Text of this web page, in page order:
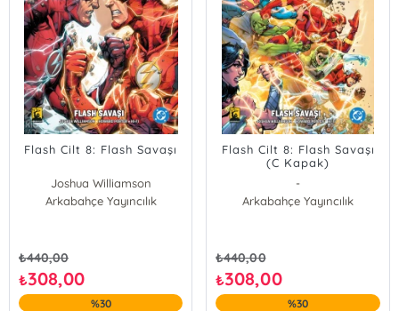
Flash Cilt 8: Flash Savaşı
Joshua Williamson
Arkabahçe Yayıncılık
₺440,00
₺308,00
%30
Flash Cilt 8: Flash Savaşı
(C Kapak)
-
Arkabahçe Yayıncılık
₺440,00
₺308,00
%30